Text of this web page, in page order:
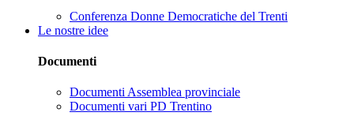
Conferenza Donne Democratiche del Trenti
Le nostre idee
Documenti
Documenti Assemblea provinciale
Documenti vari PD Trentino